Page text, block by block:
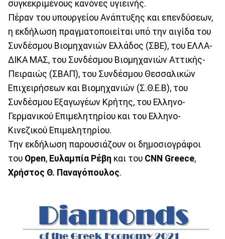
συγκεκριμένους κανόνες υγιεινής.
Πέραν του υπουργείου Ανάπτυξης και επενδύσεων,
η εκδήλωση πραγματοποιείται υπό την αιγίδα του
Συνδέσμου Βιομηχανιών Ελλάδος (ΣΒΕ), του ΕΛΛΑ-
ΔΙΚΑ ΜΑΣ, του Συνδέσμου Βιομηχανιών Αττικής-
Πειραιώς (ΣΒΑΠ), του Συνδέσμου Θεσσαλικών
Επιχειρήσεων και Βιομηχανιών (Σ.Θ.Ε.Β), του
Συνδέσμου Εξαγωγέων Κρήτης, του Ελληνο-
Γερμανικού Επιμελητηρίου και του Ελληνο-
Κινεζικού Επιμελητηρίου.
Την εκδήλωση παρουσιάζουν οι δημοσιογράφοι
του Open, Ευλαμπία Ρέβη και του CNN Greece,
Χρήστος Θ. Παναγόπουλος.